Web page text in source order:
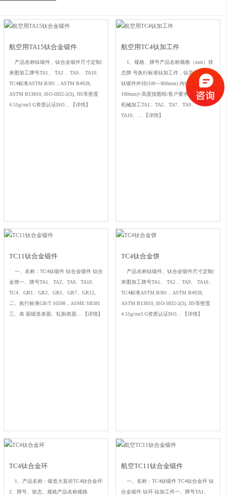
航空用TA15钛合金锻件
产品名称钛锻件、钛合金锻件尺寸定制/
来图加工牌号TA1、 TA2 、TA9、 TA10、
TC4标准ASTM B381，ASTM B4928,
ASTM B13810, ISO-5832-2(3), JIS等密度
4.51g/cm3 G资质认证ISO...
【详情】
航空用TC4钛加工件
1、规格、牌号产品名称规格（mm）状
态牌 号执行标准钛加工件，钛异形件 ，
钛锻件外径(100～800mm) 内径(40～
100mm)×高度按图纸/客户要求加工热锻、
机械加工TA1、TA2、TA7、TA9、
TA10、...
【详情】
TC11钛合金锻件
一、名称：TC4钛锻件 钛合金锻件 钛合
金饼一、牌号TA1、TA2、TA9、TA10、
TC4、GR1、GR2、GR5、GR7、GR12。
二、执行标准GB/T 16598，ASME SB381
三、表 面锻造表面、轧制表面...
【详情】
TC4钛合金饼
产品名称钛锻件、钛合金锻件尺寸定制/
来图加工牌号TA1、 TA2 、TA9、 TA10、
TC4标准ASTM B381，ASTM B4928,
ASTM B13810, ISO-5832-2(3), JIS等密度
4.51g/cm3 G资质认证ISO...
【详情】
TC4钛合金环
1、产品名称：锻造大直径TC4钛合金环
2、牌号、状态、规格产品名称规格
航空TC11钛合金锻件
一、名称：TC4钛锻件 TC4钛合金环 钛
合金锻件 钛环 钛加工件一、牌号TA1、